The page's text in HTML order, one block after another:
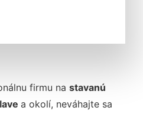
firmu na stavanú
a okolí, neváhajte sa